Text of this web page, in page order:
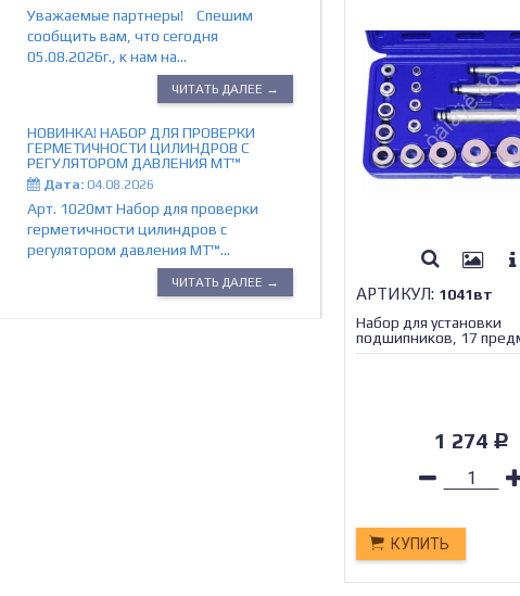
Уважаемые партнеры! Спешим
сообщить вам, что сегодня
05.08.2026г., к нам на...
ЧИТАТЬ ДАЛЕЕ →
НОВИНКА! НАБОР ДЛЯ ПРОВЕРКИ
ГЕРМЕТИЧНОСТИ ЦИЛИНДРОВ С
РЕГУЛЯТОРОМ ДАВЛЕНИЯ МТ™
Дата: 04.08.2026
Арт. 1020мт Набор для проверки
герметичности цилиндров с
регулятором давления МТ™...
ЧИТАТЬ ДАЛЕЕ →
АРТИКУЛ: 1041вт
Набор для установки
подшипников, 17
МАЯКАВТО™/1/10_
1 274 Р
КУПИТЬ